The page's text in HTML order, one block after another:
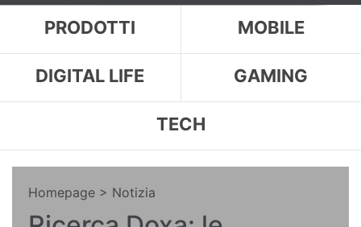
PRODOTTI MOBILE
DIGITAL LIFE GAMING
TECH
Homepage > Notizia